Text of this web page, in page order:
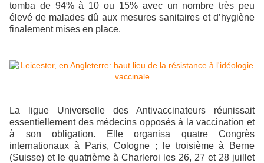
tomba de 94% à 10 ou 15% avec un nombre très peu
élevé de malades dû aux mesures sanitaires et d’hygiène
finalement mises en place.
La ligue Universelle des Antivaccinateurs réunissait
essentiellement des médecins opposés à la vaccination et
à son obligation. Elle organisa quatre Congrès
internationaux à Paris, Cologne ; le troisième à Berne
(Suisse) et le quatrième à Charleroi les 26, 27 et 28 juillet